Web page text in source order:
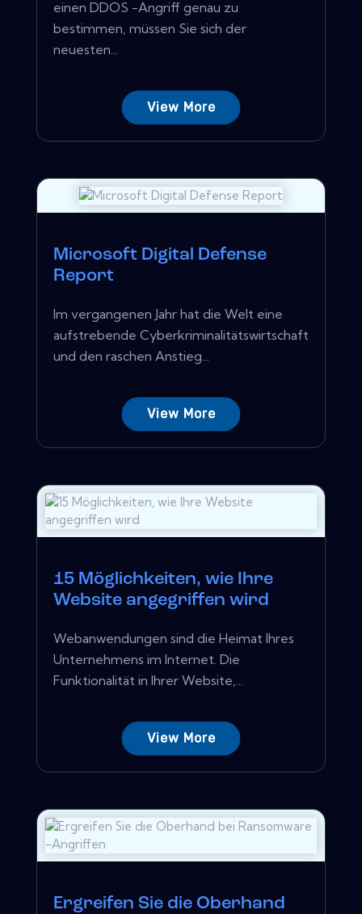
einen DDOS -Angriff genau zu
bestimmen, müssen Sie sich der
neuesten...
View More
Microsoft Digital Defense
Report
Im vergangenen Jahr hat die Welt eine
aufstrebende Cyberkriminalitätswirtschaft
und den raschen Anstieg...
View More
15 Möglichkeiten, wie Ihre
Website angegriffen wird
Webanwendungen sind die Heimat Ihres
Unternehmens im Internet. Die
Funktionalität in Ihrer Website,...
View More
Ergreifen Sie die Oberhand